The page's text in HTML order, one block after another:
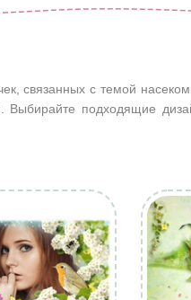
связанных с темой
подходящие